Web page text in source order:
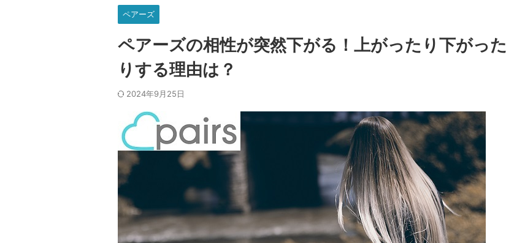
ペアーズ
ペアーズの相性が突然下がる！上がったり下がった
りする理由は？
2024年9月25日